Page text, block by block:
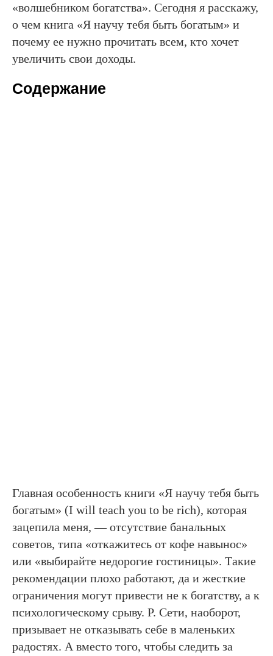
«волшебником богатства». Сегодня я расскажу,
о чем книга «Я научу тебя быть богатым» и
почему ее нужно прочитать всем, кто хочет
увеличить свои доходы.
Содержание
Главная особенность книги «Я научу тебя быть
богатым» (I will teach you to be rich), которая
зацепила меня, — отсутствие банальных
советов, типа «откажитесь от кофе навынос»
или «выбирайте недорогие гостиницы». Такие
рекомендации плохо работают, да и жесткие
ограничения могут привести не к богатству, а к
психологическому срыву. Р. Сети, наоборот,
призывает не отказывать себе в маленьких
радостях. А вместо того, чтобы следить за